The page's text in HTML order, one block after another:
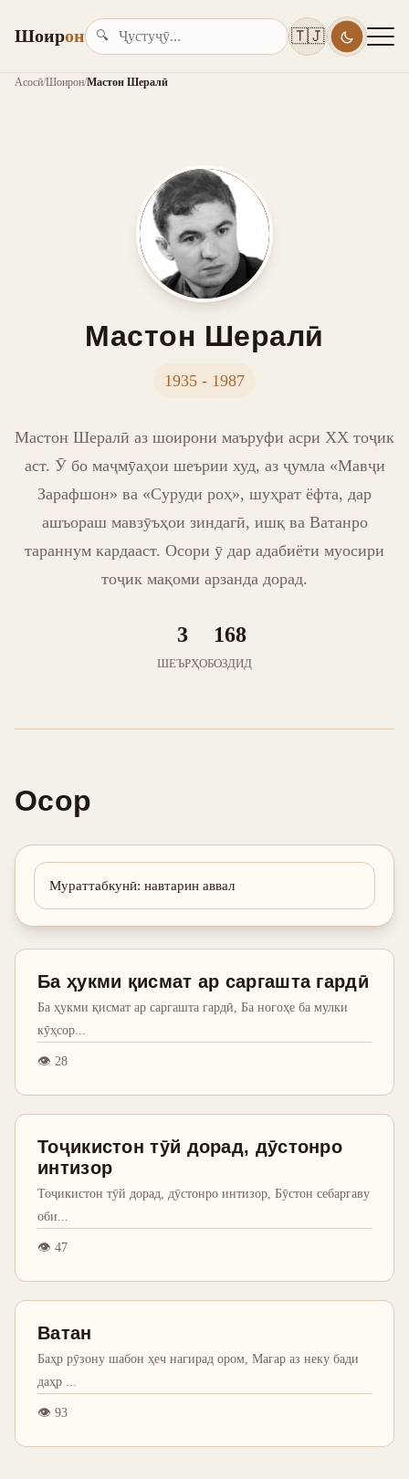
Шоирон 🔍 🇹🇯
Асосӣ/Шоирон/Мастон Шералӣ
Мастон Шералӣ
1935 - 1987
Мастон Шералӣ аз шоирони маъруфи асри XX тоҷик
аст. Ӯ бо маҷмӯаҳои шеърии худ, аз ҷумла «Мавҷи
Зарафшон» ва «Суруди роҳ», шуҳрат ёфта, дар
ашъораш мавзӯъҳои зиндагӣ, ишқ ва Ватанро
тараннум кардааст. Осори ӯ дар адабиёти муосири
тоҷик мақоми арзанда дорад.
3
ШЕЪРҲО
168
БОЗДИД
Осор
Мураттабкунӣ: навтарин аввал
Ба ҳукми қисмат ар саргашта гардӣ
Ба ҳукми қисмат ар саргашта гардӣ, Ба ногоҳе ба мулки
кӯҳсор
👁 28
Тоҷикистон тӯй дорад, дӯстонро
интизор
Тоҷикистон тӯй дорад, дӯстонро интизор, Бӯстон себаргаву
оби
👁 47
Ватан
Баҳр рӯзону шабон ҳеч нагирад ором, Магар аз неку бади
даҳр
👁 93